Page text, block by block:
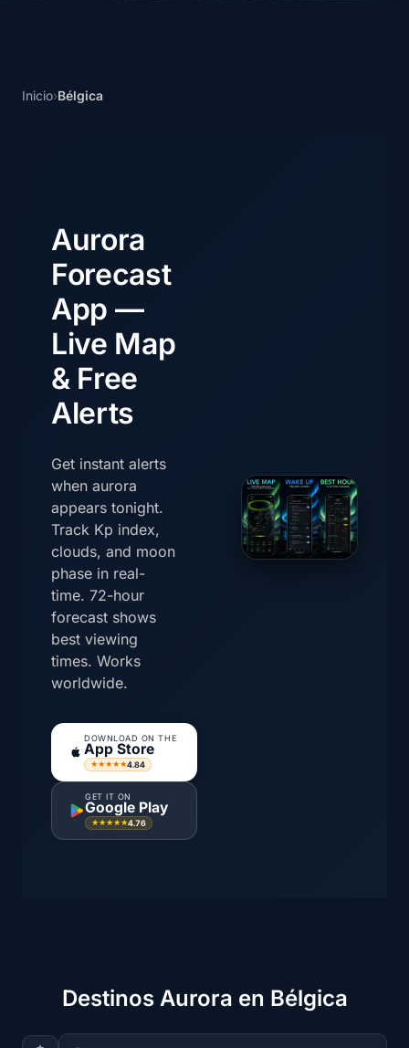
Inicio›Bélgica
Aurora
Forecast
App —
Live Map
& Free
Alerts
Get instant alerts
when aurora
appears tonight.
Track Kp index,
clouds, and moon
phase in real-
time. 72-hour
forecast shows
best viewing
times. Works
worldwide.
DOWNLOAD ON THE
App Store
★★★★★4.84
GET IT ON
Google Play
★★★★★4.76
Destinos Aurora en Bélgica
Buscar ciudades...